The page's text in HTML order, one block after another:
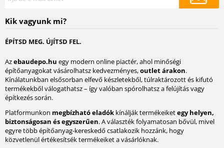
Kik vagyunk mi?
ÉPÍTSD MEG. ÚJÍTSD FEL.
Azebaudepo.hu egy modern online piactér, ahol minőségi
építőanyagokat vásárolhatsz kedvezményes,outlet árakon.
Kínálatunkban elsősorban elfevő készletekből, túlraktározott és kifutó
termékekből válogathatsz – így valóban spórolhatsz a felújítás vagy
építkezés során.
Platformunkon megbízható eladók kínálják termékeiketegy helyen,
biztonságosan és egyszerűen. A választék folyamatosan bővül, mivel
egyre több építőanyag-kereskedő csatlakozik hozzánk, hogy
közvetlenül értékesítsék termékeiket a vásárlóknak.